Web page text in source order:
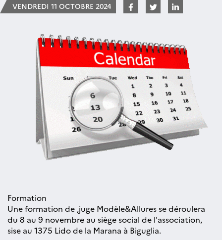
VENDREDI 11 OCTOBRE 2024
Formation
Une formation de ,juge Modèle&Allures se déroulera
du 8 au 9 novembre au siège social de l'association,
sise au 1375 Lido de la Marana à Biguglia.